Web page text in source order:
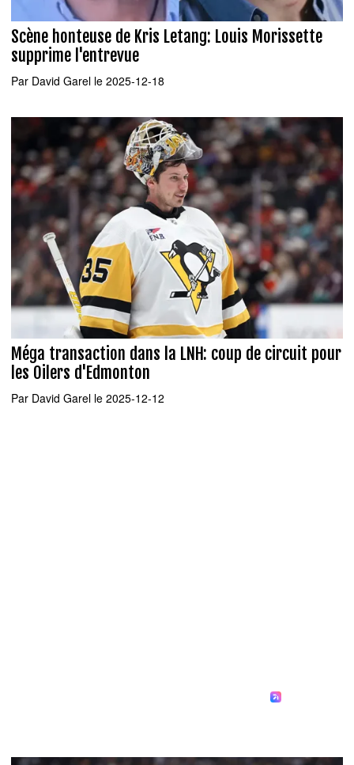
Scène honteuse de Kris Letang: Louis Morissette
supprime l'entrevue
Par David Garel le 2025-12-18
Méga transaction dans la LNH: coup de circuit pour
les Oilers d'Edmonton
Par David Garel le 2025-12-12